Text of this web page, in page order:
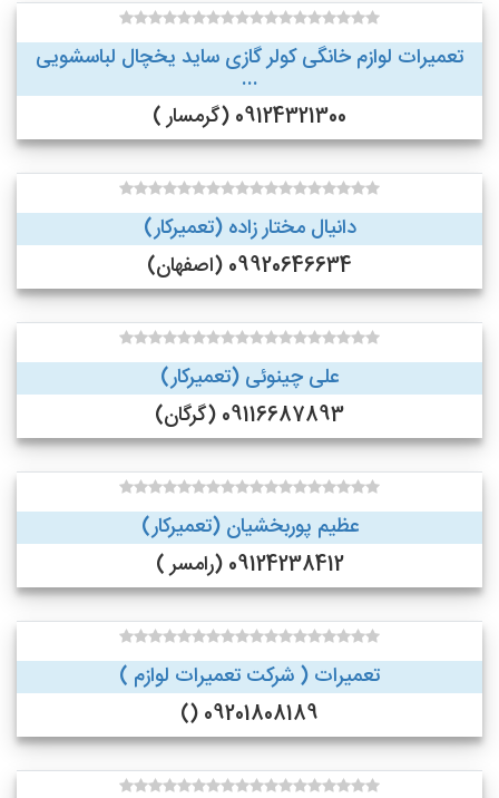
تعمیرات لوازم خانگی کولر گازی ساید یخچال لباسشویی
...
09124321300 (گرمسار )
دانیال مختار زاده (تعمیرکار)
09920646634 (اصفهان)
علی چینوئی (تعمیرکار)
09116687893 (گرگان)
عظیم پوربخشیان (تعمیرکار)
09124238412 (رامسر )
تعمیرات ( شرکت تعمیرات لوازم )
09201808189 ()